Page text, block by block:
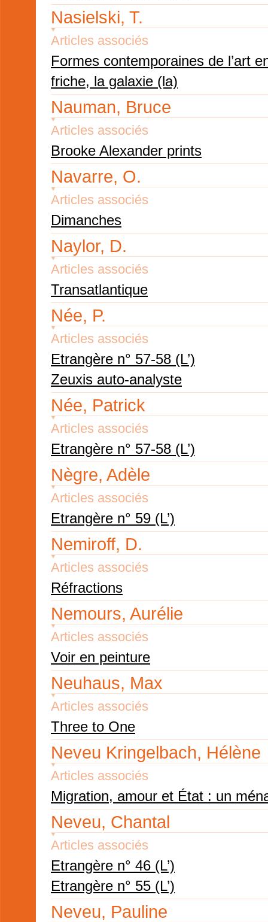
Nasielski, T.
Articles associés
Formes contemporaines de l’art
friche, la galaxie (la)
Nauman, Bruce
Articles associés
Brooke Alexander prints
Navarre, O.
Articles associés
Dimanches
Naylor, D.
Articles associés
Transatlantique
Née, P.
Articles associés
Etrangère n° 57-58 (L’)
Zeuxis auto-analyste
Née, Patrick
Articles associés
Etrangère n° 57-58 (L’)
Nègre, Adèle
Articles associés
Etrangère n° 59 (L’)
Nemiroff, D.
Articles associés
Réfractions
Nemours, Aurélie
Articles associés
Voir en peinture
Neuhaus, Max
Articles associés
Three to One
Neveu Kringelbach, Hélène
Articles associés
Migration, amour et État : un
Neveu, Chantal
Articles associés
Etrangère n° 46 (L’)
Etrangère n° 55 (L’)
Neveu, Pauline